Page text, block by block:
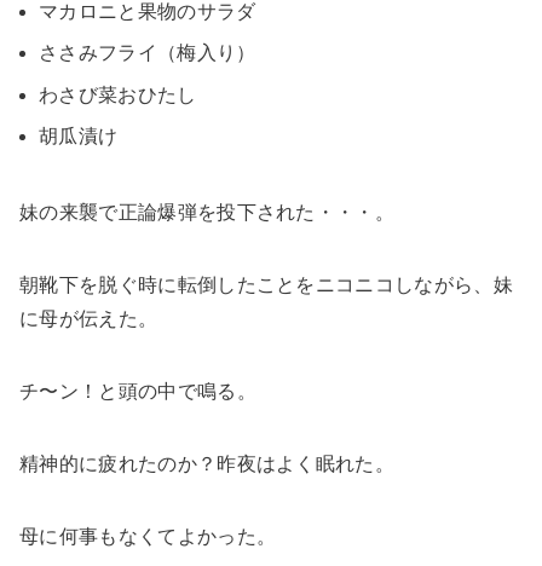
マカロニと果物のサラダ
ささみフライ（梅入り）
わさび菜おひたし
胡瓜漬け
妹の来襲で正論爆弾を投下された・・・。
朝靴下を脱ぐ時に転倒したことをニコニコしながら、妹
に母が伝えた。
チ〜ン！と頭の中で鳴る。
精神的に疲れたのか？昨夜はよく眠れた。
母に何事もなくてよかった。